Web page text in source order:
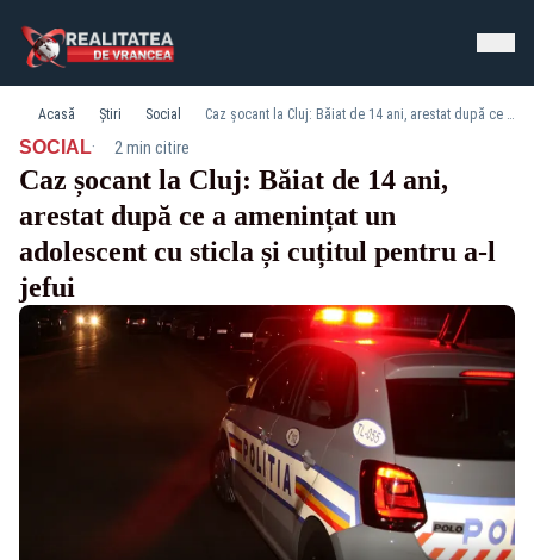
Acasă Știri Social Caz șocant la Cluj: Băiat de 14 ani, arestat după ce a amenințat un adolescent cu sticla și cuțitul pentru a-l jefui
SOCIAL· 2 min citire
Caz șocant la Cluj: Băiat de 14 ani,
arestat după ce a amenințat un
adolescent cu sticla și cuțitul pentru a-l
jefui